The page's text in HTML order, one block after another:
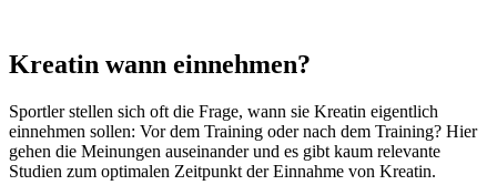
Kreatin wann einnehmen?
Sportler stellen sich oft die Frage, wann sie Kreatin eigentlich
einnehmen sollen: Vor dem Training oder nach dem Training? Hier
gehen die Meinungen auseinander und es gibt kaum relevante
Studien zum optimalen Zeitpunkt der Einnahme von Kreatin.